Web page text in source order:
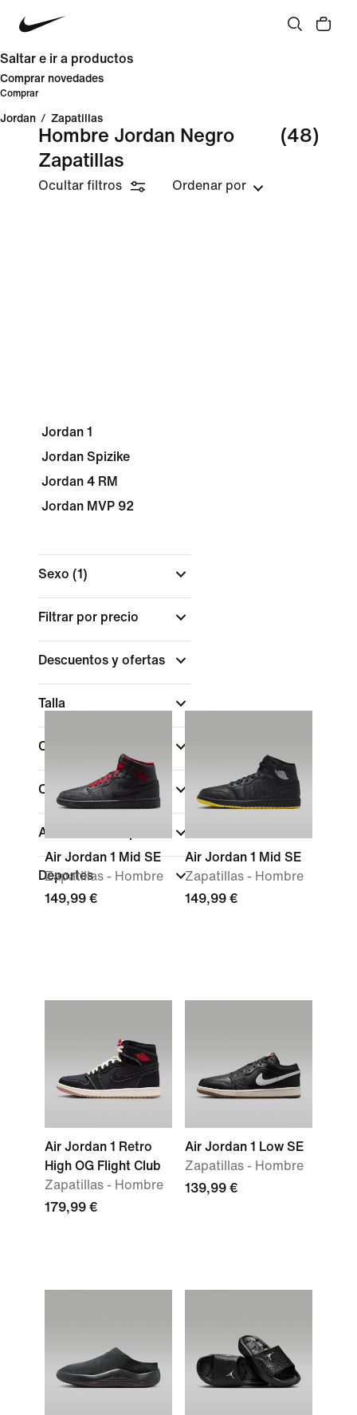
Saltar e ir a productos
Comprar novedades
Comprar
Jordan / Zapatillas
Hombre Jordan Negro
Zapatillas
(48)
Ocultar filtros Ordenar por
Jordan 1
Jordan Spizike
Jordan 4 RM
Jordan MVP 92
Sexo (1)
Filtrar por precio
Descuentos y ofertas
Talla
Color
Colecciones
Altura de las zapatillas
Deportes
Air Jordan 1 Mid SE
Zapatillas - Hombre
149,99 €
Air Jordan 1 Mid SE
Zapatillas - Hombre
149,99 €
Air Jordan 1 Retro
High OG Flight Club
Zapatillas - Hombre
179,99 €
Air Jordan 1 Low SE
Zapatillas - Hombre
139,99 €